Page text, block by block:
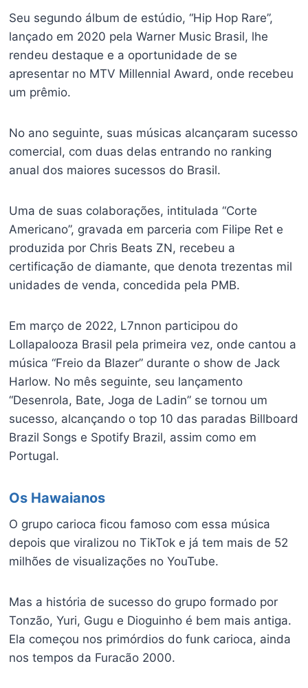
Seu segundo álbum de estúdio, “Hip Hop Rare”,
lançado em 2020 pela Warner Music Brasil, lhe
rendeu destaque e a oportunidade de se
apresentar no MTV Millennial Award, onde recebeu
um prêmio.
No ano seguinte, suas músicas alcançaram sucesso
comercial, com duas delas entrando no ranking
anual dos maiores sucessos do Brasil.
Uma de suas colaborações, intitulada “Corte
Americano”, gravada em parceria com Filipe Ret e
produzida por Chris Beats ZN, recebeu a
certificação de diamante, que denota trezentas mil
unidades de venda, concedida pela PMB.
Em março de 2022, L7nnon participou do
Lollapalooza Brasil pela primeira vez, onde cantou a
música “Freio da Blazer” durante o show de Jack
Harlow. No mês seguinte, seu lançamento
“Desenrola, Bate, Joga de Ladin” se tornou um
sucesso, alcançando o top 10 das paradas Billboard
Brazil Songs e Spotify Brazil, assim como em
Portugal.
Os Hawaianos
O grupo carioca ficou famoso com essa música
depois que viralizou no TikTok e já tem mais de 52
milhões de visualizações no YouTube.
Mas a história de sucesso do grupo formado por
Tonzão, Yuri, Gugu e Dioguinho é bem mais antiga.
Ela começou nos primórdios do funk carioca, ainda
nos tempos da Furacão 2000.